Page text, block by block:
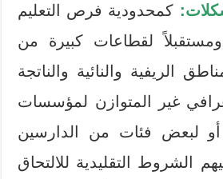
كمحدودية فرص التعليم
ومستقبلاً لقطاعات كبيرة من
الريفية والنائية والناتجة
غير المتوازن لمؤسسات
أو لبعض فئات من الدارسين
الشروط التقليدية للالتحاق